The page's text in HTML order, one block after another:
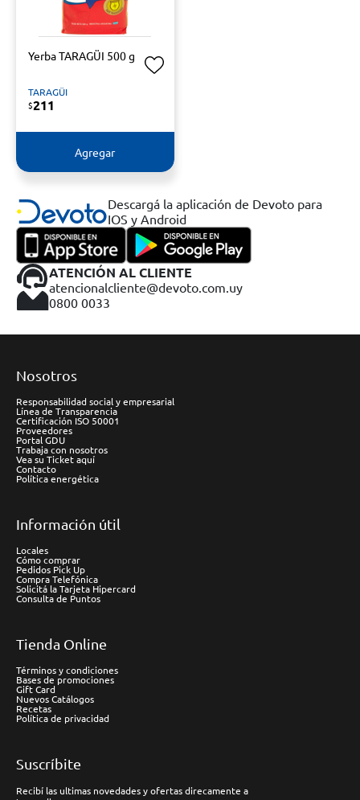
Yerba TARAGÜI 500 g
TARAGÜI
$211
Agregar
Descargá la aplicación de Devoto para
IOS y Android
ATENCIÓN AL CLIENTE
atencionalcliente@devoto.com.uy
0800 0033
Nosotros
Responsabilidad social y empresarial
Línea de Transparencia
Certificación ISO 50001
Proveedores
Portal GDU
Trabaja con nosotros
Vea su Ticket aquí
Contacto
Política energética
Información útil
Locales
Cómo comprar
Pedidos Pick Up
Compra Telefónica
Solicitá la Tarjeta Hipercard
Consulta de Puntos
Tienda Online
Términos y condiciones
Bases de promociones
Gift Card
Nuevos Catálogos
Recetas
Política de privacidad
Suscríbite
Recibí las ultimas novedades y ofertas direcamente a